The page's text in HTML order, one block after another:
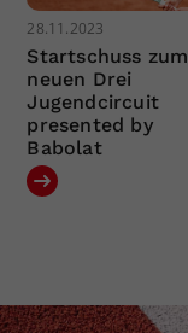
28.11.2023
Startschuss zum
neuen Drei
Jugendcircuit
presented by
Babolat